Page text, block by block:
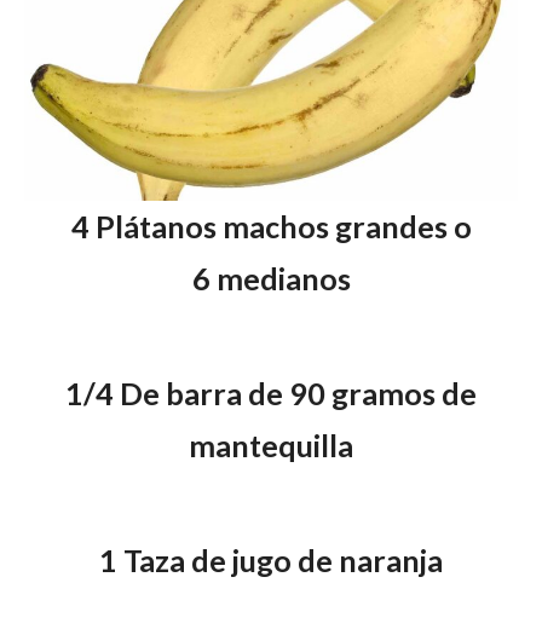
4 Plátanos machos grandes o
6 medianos
1/4 De barra de 90 gramos de
mantequilla
1 Taza de jugo de naranja